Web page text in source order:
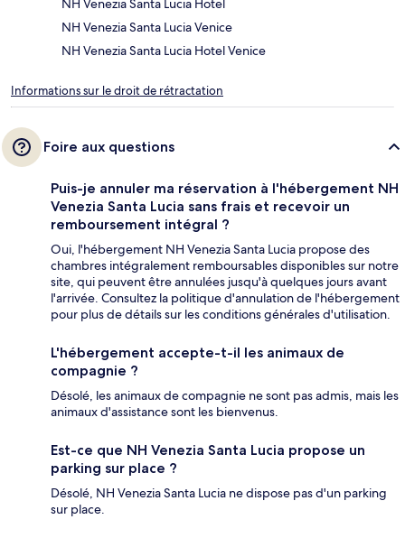
NH Venezia Santa Lucia Hotel
NH Venezia Santa Lucia Venice
NH Venezia Santa Lucia Hotel Venice
Informations sur le droit de rétractation
Foire aux questions
Puis-je annuler ma réservation à l'hébergement NH
Venezia Santa Lucia sans frais et recevoir un
remboursement intégral ?
Oui, l'hébergement NH Venezia Santa Lucia propose des
chambres intégralement remboursables disponibles sur notre
site, qui peuvent être annulées jusqu'à quelques jours avant
l'arrivée. Consultez la politique d'annulation de l'hébergement
pour plus de détails sur les conditions générales d'utilisation.
L'hébergement accepte-t-il les animaux de
compagnie ?
Désolé, les animaux de compagnie ne sont pas admis, mais les
animaux d'assistance sont les bienvenus.
Est-ce que NH Venezia Santa Lucia propose un
parking sur place ?
Désolé, NH Venezia Santa Lucia ne dispose pas d'un parking
sur place.